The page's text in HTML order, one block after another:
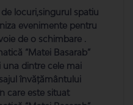
locuri,singurul spatiu
evenimente pentru
de o schimbare .
“Matei Basarab”
una dintre cele mai
învăţământului
care este situat